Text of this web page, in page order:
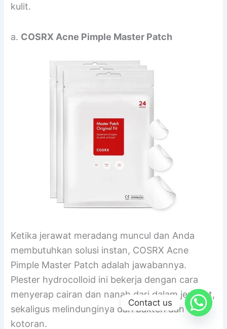
kulit.
a. COSRX Acne Pimple Master Patch
Ketika jerawat meradang muncul dan Anda
membutuhkan solusi instan, COSRX Acne
Pimple Master Patch adalah jawabannya.
Plester hydrocolloid ini bekerja dengan cara
menyerap cairan dan nanah dari dalam jerawat,
sekaligus melindunginya dari bakteri dan
kotoran.
Contact us